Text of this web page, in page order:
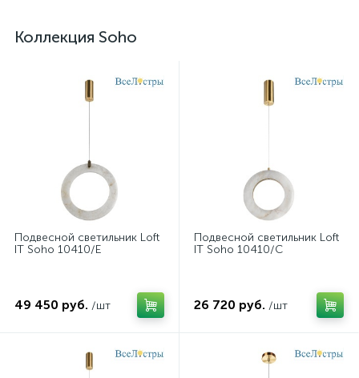
Коллекция Soho
Подвесной светильник Loft
IT Soho 10410/E
49 450 руб. /шт
Подвесной светильник Loft
IT Soho 10410/C
26 720 руб. /шт